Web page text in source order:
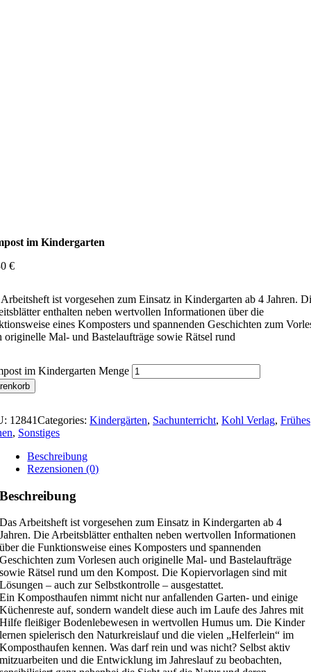
im Kindergarten
€
ist vorgesehen zum Einsatz in Kindergarten ab 4 Jahren.
enthalten neben wertvollen Informationen über die
eines Komposters und spannenden Geschichten zum
originelle Mal- und Bastelaufträge sowie Rätsel rund
im Kindergarten Menge
12841Categories: Kindergärten, Sachunterricht, Kohl Verlag, Frühes
, Sonstiges
Beschreibung
Rezensionen (0)
Beschreibung
Das Arbeitsheft ist vorgesehen zum Einsatz in Kindergarten ab 4
Jahren. Die Arbeitsblätter enthalten neben wertvollen Informationen
über die Funktionsweise eines Komposters und spannenden
Geschichten zum Vorlesen auch originelle Mal- und Bastelaufträge
sowie Rätsel rund um den Kompost. Die Kopiervorlagen sind mit
Lösungen – auch zur Selbstkontrolle – ausgestattet.
Ein Komposthaufen nimmt nicht nur anfallenden Garten- und einige
Küchenreste auf, sondern wandelt diese auch im Laufe des Jahres mit
Hilfe fleißiger Bodenlebewesen in wertvollen Humus um. Die Kinder
lernen spielerisch den Naturkreislauf und die vielen „Helferlein“ im
Komposthaufen kennen. Was darf rein und was nicht? Selbst aktiv
mitzuarbeiten und die Entwicklung im Jahreslauf zu beobachten,